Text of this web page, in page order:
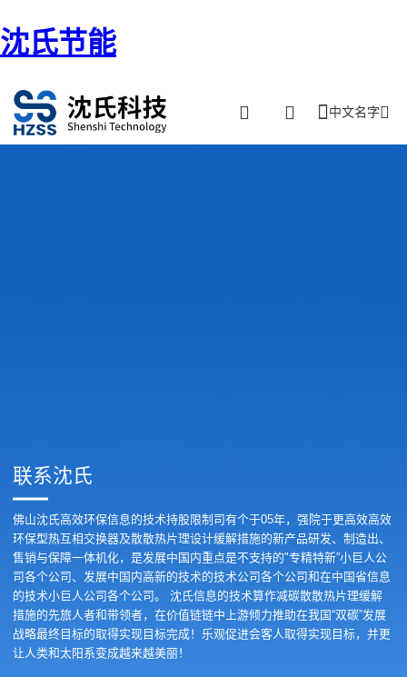
沈氏节能
中文名字
联系沈氏
佛山沈氏高效环保信息的技术持股限制司有个于05年，强院于更高效高效
环保型热互相交换器及散散热片理设计缓解措施的新产品研发、制造出、
售销与保障一体机化，是发展中国内重点是不支持的"专精特新”小巨人公
司各个公司、发展中国内高新的技术的技术公司各个公司和在中国省信息
的技术小巨人公司各个公司。 沈氏信息的技术算作减碳散散热片理缓解
措施的先旅人者和带领者，在价值链链中上游倾力推助在我国“双碳”发展
战略最终目标的取得实现目标完成！乐观促进会客人取得实现目标，并更
让人类和太阳系变成越来越美丽！